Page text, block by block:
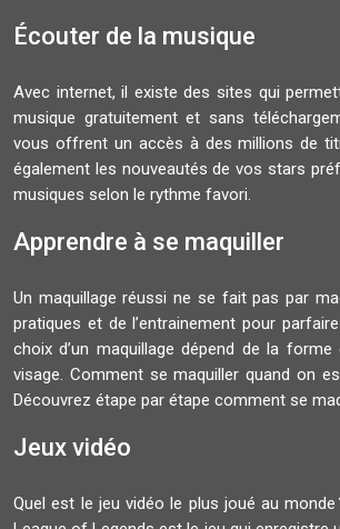
Écouter de la musique
Avec internet, il existe des sites qui
musique gratuitement et sans
vous offrent un accès à des millions de
également les nouveautés de vos stars
musiques selon le rythme favori.
Apprendre à se maquiller
Un maquillage réussi ne se fait pas par
pratiques et de l’entrainement pour
choix d’un maquillage dépend de la
visage. Comment se maquiller quand on
Découvrez étape par étape comment se
Jeux vidéo
Quel est le jeu vidéo le plus joué au